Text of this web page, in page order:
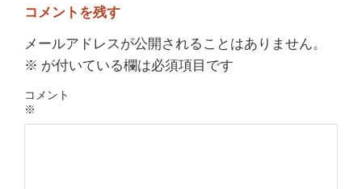
コメントを残す
メールアドレスが公開されることはありません。
※ が付いている欄は必須項目です
コメント
※